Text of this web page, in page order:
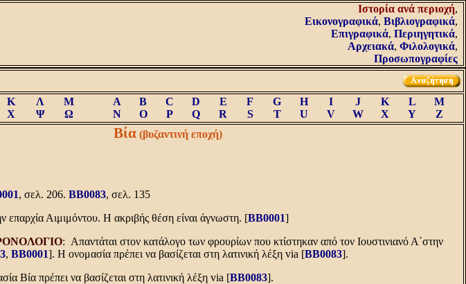
Iστορία ανά περιοχή,
Εικονογραφικά, Βιβλιογραφικά,
Επιγραφικά, Περιηγητικά,
Αρχειακά, Φιλολογικά,
Προσωπογραφίες
Κ Λ
Μ
Χ Ψ Ω
A B C D E F G H I J K L
M
N
O P Q R S T U V W X Y Z
Βία (βυζαντινή εποχή)
, σελ. 206. BB0083, σελ. 135
επαρχία Αιμιμόντου. Η ακριβής θέση είναι άγνωστη. [BB0001]
: Απαντάται στον κατάλογο των φρουρίων που κτίστηκαν από τον Ιουστινιανό Α΄στην
, BB0001]. Η ονομασία πρέπει να βασίζεται στη λατινική λέξη via [BB0083].
Bία πρέπει να βασίζεται στη λατινική λέξη via [BB0083].